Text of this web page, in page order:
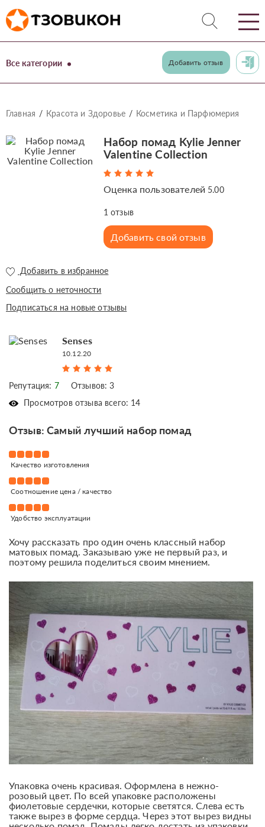
Все категории Добавить отзыв
Главная Красота и Здоровье Косметика и Парфюмерия
Набор помад Kylie Jenner
Valentine Collection
Оценка пользователей 5.00
1 отзыв
Добавить свой отзыв
Добавить в избранное
Сообщить о неточности
Подписаться на новые отзывы
Senses
10.12.20
Репутация: 7
Отзывов: 3
Просмотров отзыва всего: 14
Отзыв: Самый лучший набор помад
Качество изготовления
Соотношение цена / качество
Удобство эксплуатации
Хочу рассказать про один очень классный набор
матовых помад. Заказываю уже не первый раз, и
поэтому решила поделиться своим мнением.
Упаковка очень красивая. Оформлена в нежно-
розовый цвет. По всей упаковке расположены
фиолетовые сердечки, которые светятся. Слева есть
также вырез в форме сердца. Через этот вырез видны